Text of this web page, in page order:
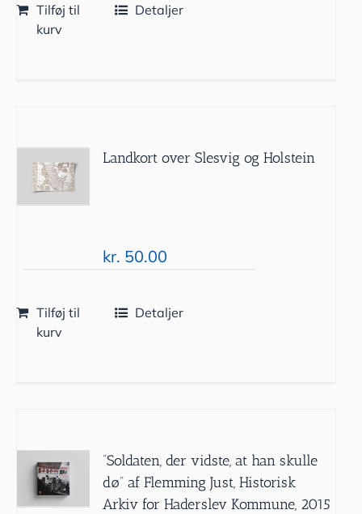
Tilføj til
kurv
Detaljer
Landkort over Slesvig og Holstein
kr. 50.00
Tilføj til
kurv
Detaljer
”Soldaten, der vidste, at han skulle
dø” af Flemming Just, Historisk
Arkiv for Haderslev Kommune, 2015